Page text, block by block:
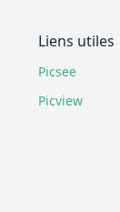
Liens utiles
Picsee
Picview